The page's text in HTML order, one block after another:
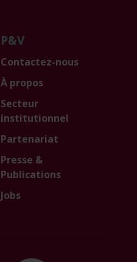
P&V
Contactez-nous
À propos
Secteur
institutionnel
Partenariat
Presse &
Publications
Jobs